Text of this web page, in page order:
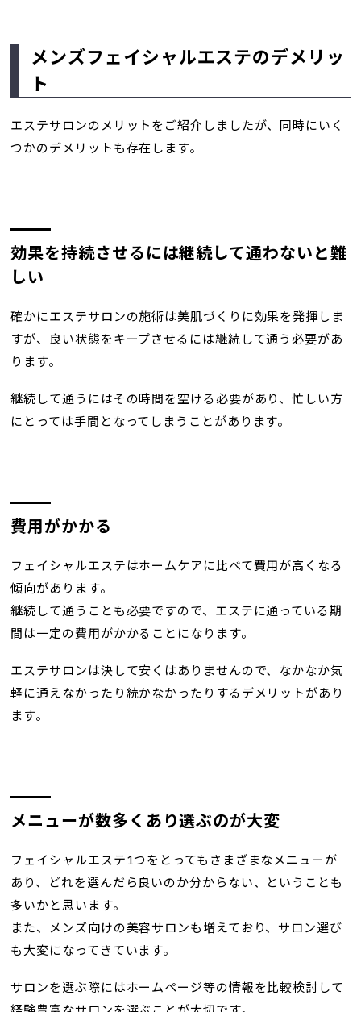
メンズフェイシャルエステのデメリッ
ト
エステサロンのメリットをご紹介しましたが、同時にいく
つかのデメリットも存在します。
効果を持続させるには継続して通わないと難
しい
確かにエステサロンの施術は美肌づくりに効果を発揮しま
すが、良い状態をキープさせるには継続して通う必要があ
ります。
継続して通うにはその時間を空ける必要があり、忙しい方
にとっては手間となってしまうことがあります。
費用がかかる
フェイシャルエステはホームケアに比べて費用が高くなる
傾向があります。
継続して通うことも必要ですので、エステに通っている期
間は一定の費用がかかることになります。
エステサロンは決して安くはありませんので、なかなか気
軽に通えなかったり続かなかったりするデメリットがあり
ます。
メニューが数多くあり選ぶのが大変
フェイシャルエステ1つをとってもさまざまなメニューが
あり、どれを選んだら良いのか分からない、ということも
多いかと思います。
また、メンズ向けの美容サロンも増えており、サロン選び
も大変になってきています。
サロンを選ぶ際にはホームページ等の情報を比較検討して